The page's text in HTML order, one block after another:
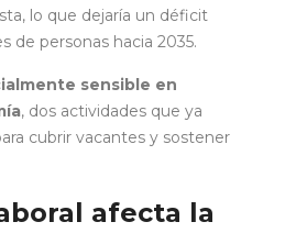
lo que dejaría un déficit
de personas hacia 2035.
sensible en
, dos actividades que ya
cubrir vacantes y sostener
afecta la